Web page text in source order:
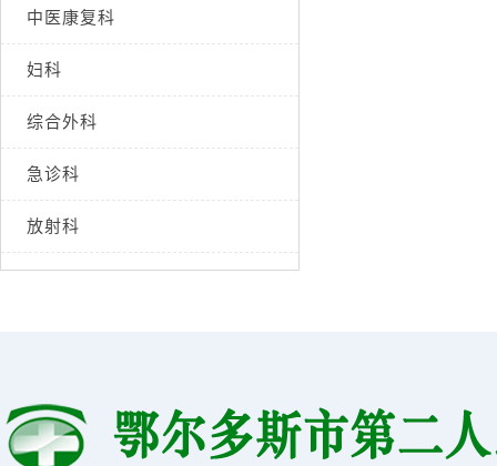
中医康复科
妇科
综合外科
急诊科
放射科